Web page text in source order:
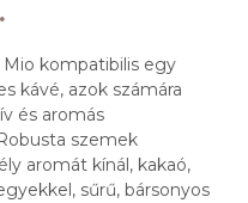
kompatibilis egy
kávé, azok számára
és aromás
szemek
aromát kínál, kakaó,
sűrű, bársonyos